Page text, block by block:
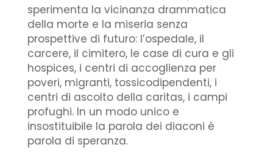
sperimenta la vicinanza drammatica
della morte e la miseria senza
prospettive di futuro: l’ospedale, il
carcere, il cimitero, le case di cura e gli
hospices, i centri di accoglienza per
poveri, migranti, tossicodipendenti, i
centri di ascolto della caritas, i campi
profughi. In un modo unico e
insostituibile la parola dei diaconi è
parola di speranza.